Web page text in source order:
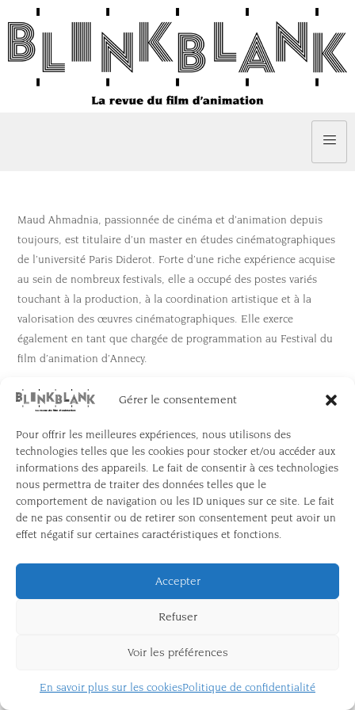
Gérer le consentement
Pour offrir les meilleures expériences, nous utilisons des
technologies telles que les cookies pour stocker et/ou accéder aux
informations des appareils. Le fait de consentir à ces technologies
nous permettra de traiter des données telles que le
comportement de navigation ou les ID uniques sur ce site. Le fait
de ne pas consentir ou de retirer son consentement peut avoir un
effet négatif sur certaines caractéristiques et fonctions.
Accepter
Refuser
Voir les préférences
En savoir plus sur les cookiesPolitique de confidentialité
Maud Ahmadnia, passionnée de cinéma et d’animation depuis
toujours, est titulaire d’un master en études cinématographiques
de l’université Paris Diderot. Forte d’une riche expérience acquise
au sein de nombreux festivals, elle a occupé des postes variés
touchant à la production, à la coordination artistique et à la
valorisation des œuvres cinématographiques. Elle exerce
également en tant que chargée de programmation au Festival du
film d’animation d’Annecy.
Une coédition
MENTIONS LÉGALES
S’ABONNER À LA NEWLETTER